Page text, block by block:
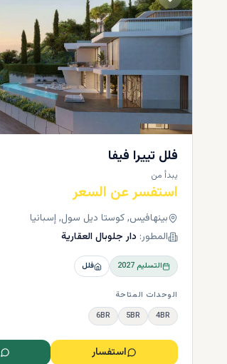
فلل تييرا فيفا
يبدأ من
استفسر عن السعر
بينهافيس, كوستا ديل سول, إسبانيا
المطور: دار جلوبال العقارية
التسليم2027 فلل
الوحدات المتاحة
4BR
5BR
6BR
استفسار